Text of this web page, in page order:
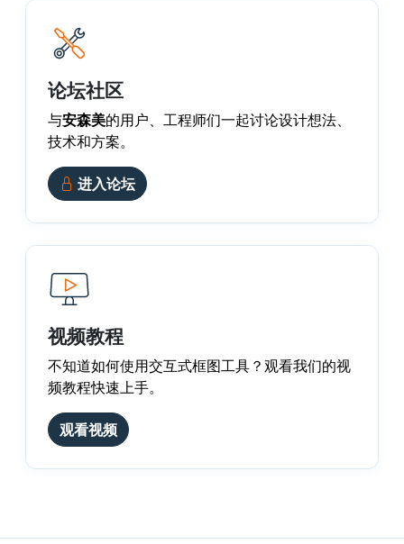
论坛社区
与安森美的用户、工程师们一起讨论设计想法、
技术和方案。
进入论坛
视频教程
不知道如何使用交互式框图工具？观看我们的视
频教程快速上手。
观看视频